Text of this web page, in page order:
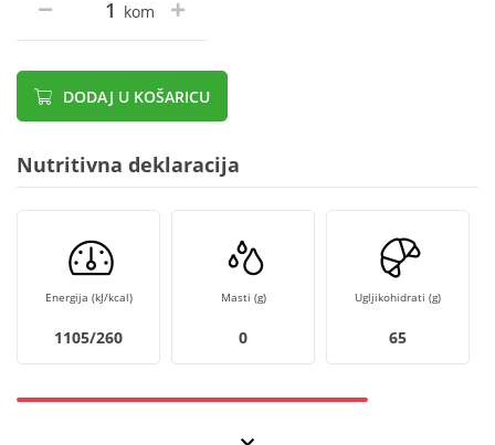
kom
DODAJ U KOŠARICU
Nutritivna deklaracija
Energija (kJ/kcal)
1105/260
Masti (g)
0
Ugljikohidrati (g)
65